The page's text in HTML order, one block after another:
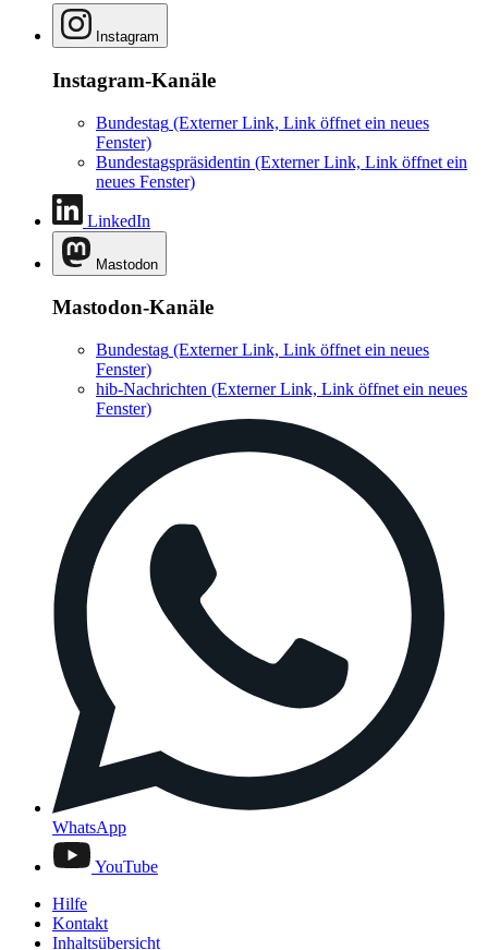
Instagram
Instagram-Kanäle
Bundestag (Externer Link, Link öffnet ein neues
Fenster)
Bundestagspräsidentin (Externer Link, Link öffnet ein
neues Fenster)
LinkedIn
Mastodon
Mastodon-Kanäle
Bundestag (Externer Link, Link öffnet ein neues
Fenster)
hib-Nachrichten (Externer Link, Link öffnet ein neues
Fenster)
WhatsApp
YouTube
Hilfe
Kontakt
Inhaltsübersicht